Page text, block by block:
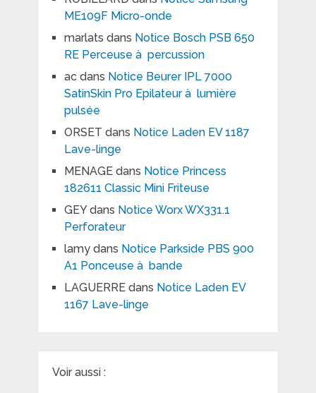
ME109F Micro-onde
marlats dans Notice Bosch PSB 650
RE Perceuse à percussion
acdans Notice Beurer IPL 7000
SatinSkin Pro Epilateur à lumière
pulsée
ORSET dans Notice Laden EV 1187
Lave-linge
MENAGEdans Notice Princess
182611 Classic Mini Friteuse
GEYdans Notice Worx WX331.1
Perforateur
lamydans Notice Parkside PBS 900
A1 Ponceuse à bande
LAGUERREdans Notice Laden EV
1167 Lave-linge
Voir aussi :